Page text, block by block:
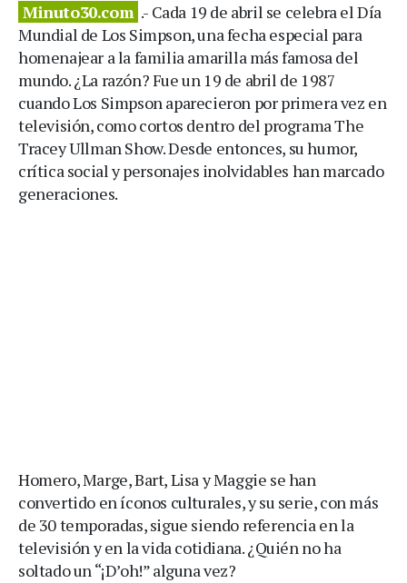
Minuto30.com .- Cada 19 de abril se celebra el Día
Mundial de Los Simpson, una fecha especial para
homenajear a la familia amarilla más famosa del
mundo. ¿La razón? Fue un 19 de abril de 1987
cuando Los Simpson aparecieron por primera vez en
televisión, como cortos dentro del programa The
Tracey Ullman Show. Desde entonces, su humor,
crítica social y personajes inolvidables han marcado
generaciones.
Homero, Marge, Bart, Lisa y Maggie se han
convertido en íconos culturales, y su serie, con más
de 30 temporadas, sigue siendo referencia en la
televisión y en la vida cotidiana. ¿Quién no ha
soltado un “¡D’oh!” alguna vez?